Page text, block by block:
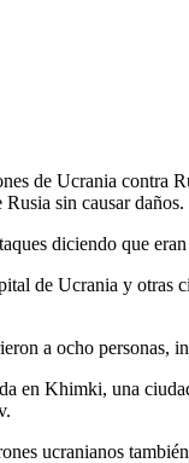
de Ucrania contra
sin causar daños.
diciendo que
de Ucrania y
a ocho personas,
en Khimki, una
ucranianos